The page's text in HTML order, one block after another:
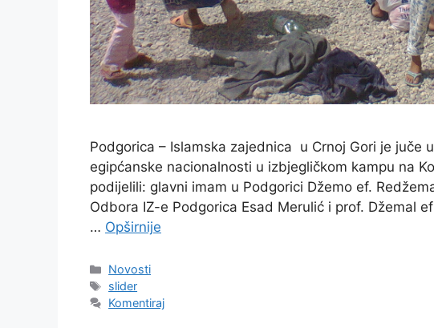
Podgorica – Islamska zajednica u Crnoj Gori je juče
egipćanske nacionalnosti u izbjegličkom kampu na
podijelili: glavni imam u Podgorici Džemo ef.
Odbora IZ-e Podgorica Esad Merulić i prof. Džemal
… Opširnije
Kategorije
Novosti
Oznake
slider
Komentiraj